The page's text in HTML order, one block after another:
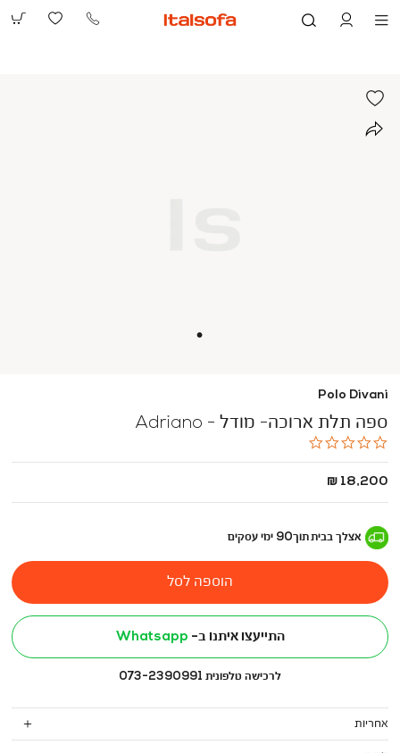
073-
Polo Divani
ספה תלת ארוכה- מודל - Adriano
החל
18,200 ₪
אצלך בביתתוך90 ימי עסקים
הוספה לסל
התייעצו איתנו ב- Whatsapp
לרכישה טלפונית 073-2390991
אחריות